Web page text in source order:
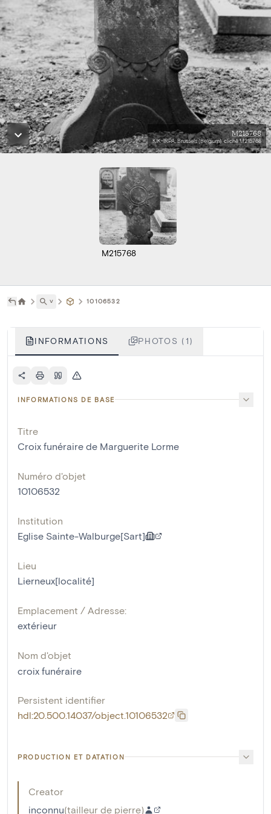
M215768
KIK-IRPA, Brussels (Belgium), cliché M215768
M215768
˅ 10106532
INFORMATIONS PHOTOS (1)
INFORMATIONS DE BASE
Titre
Croix funéraire de Marguerite Lorme
Numéro d'objet
10106532
Institution
Eglise Sainte-Walburge[Sart]
Lieu
Lierneux[localité]
Emplacement / Adresse:
extérieur
Nom d'objet
croix funéraire
Persistent identifier
hdl:20.500.14037/object.10106532
PRODUCTION ET DATATION
Creator
inconnu(tailleur de pierre)